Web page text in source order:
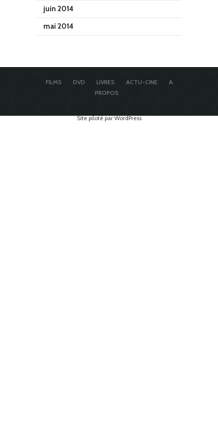
juin 2014
mai 2014
FILMS DVD LIVRES ACTU-CINE
A
PROPOS
Site piloté par WordPress